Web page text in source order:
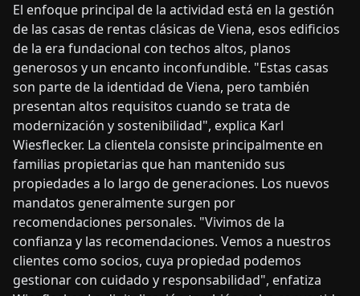
El enfoque principal de la actividad está en la gestión
de las casas de rentas clásicas de Viena, esos edificios
de la era fundacional con techos altos, planos
generosos y un encanto inconfundible. "Estas casas
son parte de la identidad de Viena, pero también
presentan altos requisitos cuando se trata de
modernización y sostenibilidad", explica Karl
Wiesflecker. La clientela consiste principalmente en
familias propietarias que han mantenido sus
propiedades a lo largo de generaciones. Los nuevos
mandatos generalmente surgen por
recomendaciones personales. "Vivimos de la
confianza y las recomendaciones. Vemos a nuestros
clientes como socios, cuya propiedad podemos
gestionar con cuidado y responsabilidad", enfatiza